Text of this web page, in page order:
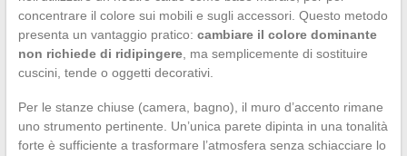
concentrare il colore sui mobili e sugli accessori. Questo metodo
presenta un vantaggio pratico: cambiare il colore dominante
non richiede di ridipingere, ma semplicemente di sostituire
cuscini, tende o oggetti decorativi.
Per le stanze chiuse (camera, bagno), il muro d’accento rimane
uno strumento pertinente. Un’unica parete dipinta in una tonalità
forte è sufficiente a trasformare l’atmosfera senza schiacciare lo